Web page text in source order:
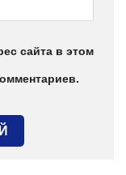
сайта в этом